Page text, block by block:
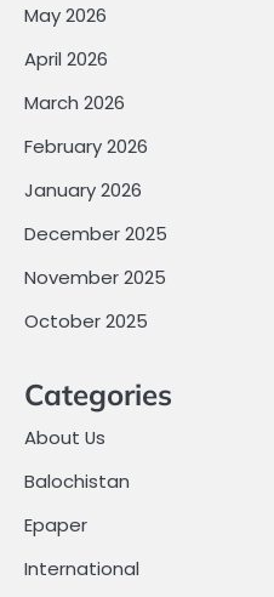
May 2026
April 2026
March 2026
February 2026
January 2026
December 2025
November 2025
October 2025
Categories
About Us
Balochistan
Epaper
International